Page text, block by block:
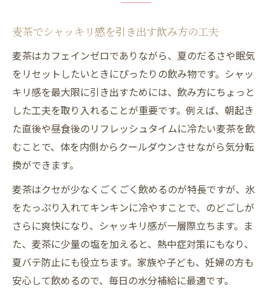
麦茶でシャッキリ感を引き出す飲み方の工夫
麦茶はカフェインゼロでありながら、夏のだるさや眠気
をリセットしたいときにぴったりの飲み物です。シャッ
キリ感を最大限に引き出すためには、飲み方にちょっと
した工夫を取り入れることが重要です。例えば、朝起き
た直後や昼食後のリフレッシュタイムに冷たい麦茶を飲
むことで、体を内側からクールダウンさせながら気分転
換ができます。
麦茶はクセが少なくごくごく飲めるのが特長ですが、氷
をたっぷり入れてキンキンに冷やすことで、のどごしが
さらに爽快になり、シャッキリ感が一層際立ちます。ま
た、麦茶に少量の塩を加えると、熱中症対策にもなり、
夏バテ防止にも役立ちます。家族や子ども、妊婦の方も
安心して飲めるので、毎日の水分補給に最適です。